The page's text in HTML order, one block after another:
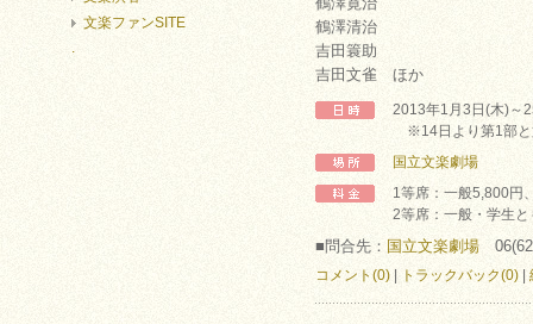
鶴澤清治
吉田簑助
吉田文雀 ほか
2013年1月3日(木)～
※14日より第1部と
国立文楽劇場
1等席：一般5,800円
2等席：一般・学生
■問合先： 国立文楽劇場
コメント(0) トラックバック(0)
文楽ファンSITE
.